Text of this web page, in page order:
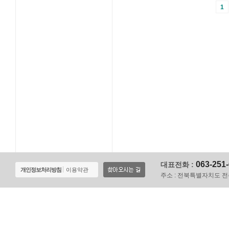
1
개인정보처리방침 이용약관
대표전화 : 063-
주소 : 전북특별자치도